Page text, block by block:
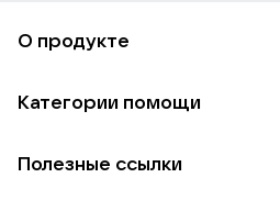
Лидия Самаркина
Екатерина Скворцова
О продукте
Использование материалов
Категории помощи
Полезные ссылки